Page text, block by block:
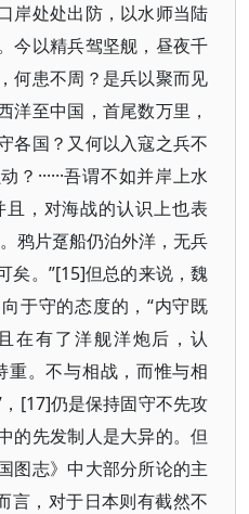
岸处处出防，以水师当陆
今以精兵驾坚舰，昼夜千
何患不周？是兵以聚而见
洋至中国，首尾数万里，
各国？又何以入寇之兵不
······吾谓不如并岸上水
，对海战的认识上也表
鸦片趸船仍泊外洋，无兵
矣。”[15]但总的来说，魏
于守的态度的，“内守既
在有了洋舰洋炮后，认
重。不与相战，而惟与相
[17]仍是保持固守不先攻
的先发制人是大异的。但
图志》中大部分所论的主
言，对于日本则有截然不